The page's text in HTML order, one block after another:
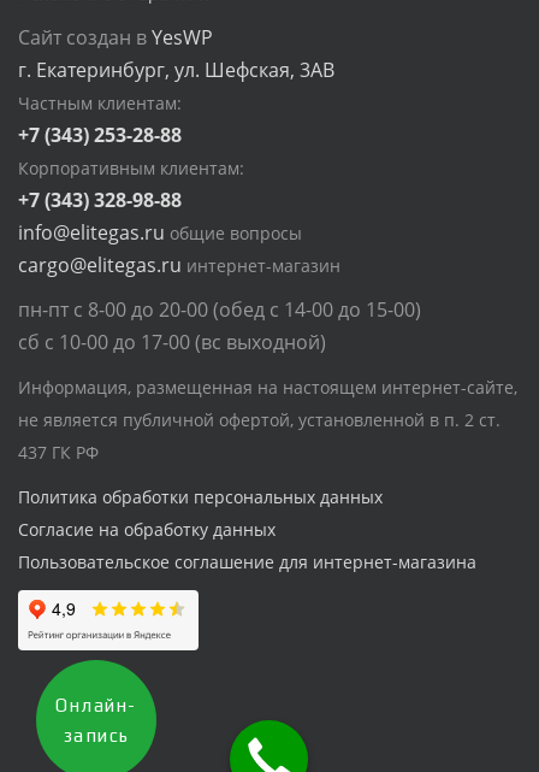
Сайт создан вYesWP
г. Екатеринбург, ул. Шефская, 3АВ
Частным клиентам:
+7 (343) 253-28-88
Корпоративным клиентам:
+7 (343) 328-98-88
info@elitegas.ru общие вопросы
cargo@elitegas.ru интернет-магазин
пн-пт с 8-00 до 20-00 (обед с 14-00 до 15-00)
сб с 10-00 до 17-00 (вс выходной)
Информация, размещенная на настоящем интернет-сайте,
не является публичной офертой, установленной в п. 2 ст.
437 ГК РФ
Политика обработки персональных данных
Согласие на обработку данных
Пользовательское соглашение для интернет-магазина
Онлайн-
запись